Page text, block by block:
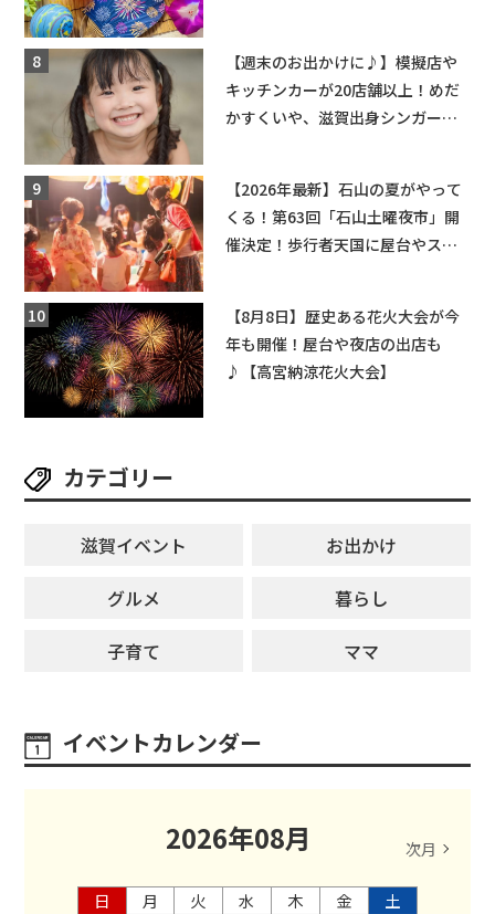
【週末のお出かけに♪】模擬店や
キッチンカーが20店舗以上！めだ
かすくいや、滋賀出身シンガーソ
【2026年最新】石山の夏がやって
くる！第63回「石山土曜夜市」開
催決定！歩行者天国に屋台やステ
【8月8日】歴史ある花火大会が今
年も開催！屋台や夜店の出店も
♪【高宮納涼花火大会】
カテゴリー
滋賀イベント
お出かけ
グルメ
暮らし
子育て
ママ
イベントカレンダー
2026年08月 次月
日 月 火 水 木 金
土